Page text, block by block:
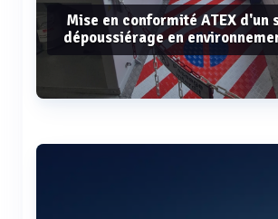
Mise en conformité ATEX d'un
dépoussiérage en